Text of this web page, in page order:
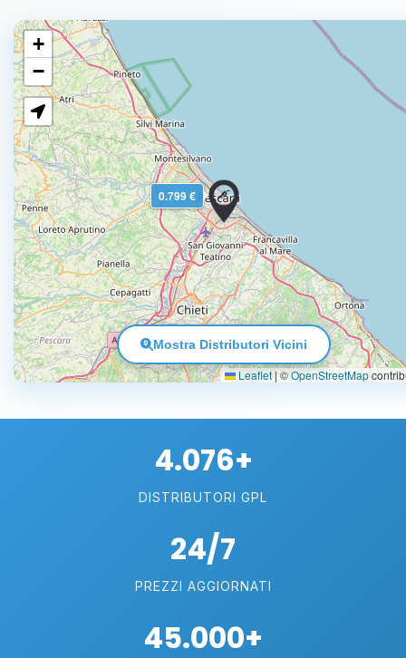
0.799 €
+
−
Leaflet|©OpenStreetMap
Mostra Distributori Vicini
4.076+
DISTRIBUTORI GPL
24/7
PREZZI AGGIORNATI
45.000+